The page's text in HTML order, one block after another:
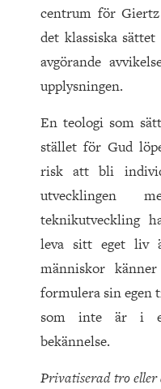
centrum för
det klassiska
avgörande
upplysningen.
En teologi som
stället för Gud
risk att bli
utvecklingen
teknikutveckling
leva sitt eget liv
människor
formulera sin egen
som inte är i
bekännelse.
Privatiserad tro